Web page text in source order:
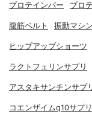
プロテインバー プロ
腹筋ベルト 振動マシン
ヒップアップショーツ
ラクトフェリンサプリ
アスタキサンチンサプ
コエンザイムq10サプリ